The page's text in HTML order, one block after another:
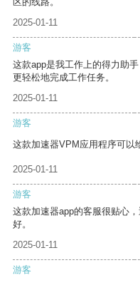
2025-01-11
游客
这款app是我工作上的得力助
更轻松地完成工作任务。
2025-01-11
游客
这款加速器VPM应用程序可以
2025-01-11
游客
这款加速器app的客服很贴心
好。
2025-01-11
游客